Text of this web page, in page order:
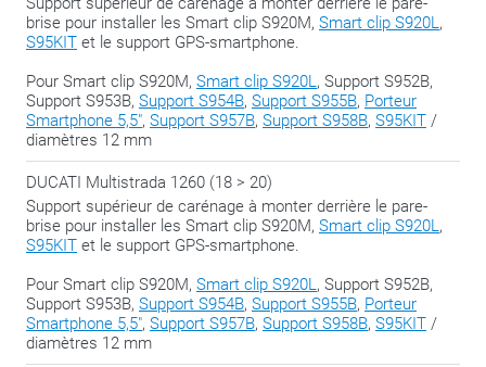
d’accessoires en combinaison avec ses propres
accessoires,tels que les S95KIT, S920L, S954B et autres
L’utilisation d’accessoires d’autres marques (comme des
supports pour smartphone ou GPS universels ou plus lourds)
garantie sur ce produit.
brise pour installer les Smart clip S920M, Smart clip S920L,
S95KIT et le support GPS-smartphone.
Pour Smart clip S920M, Smart clip S920L, Support S952B,
Support S953B, Support S954B, Support S955B, Porteur
Smartphone 5,5", Support S957B, Support S958B, S95KIT /
diamètres 12 mm
DUCATI Multistrada 1260 (18 > 20)
Support supérieur de carénage à monter derrière le pare-
brise pour installer les Smart clip S920M, Smart clip S920L,
S95KIT et le support GPS-smartphone.
Pour Smart clip S920M, Smart clip S920L, Support S952B,
Support S953B, Support S954B, Support S955B, Porteur
Smartphone 5,5", Support S957B, Support S958B, S95KIT /
diamètres 12 mm